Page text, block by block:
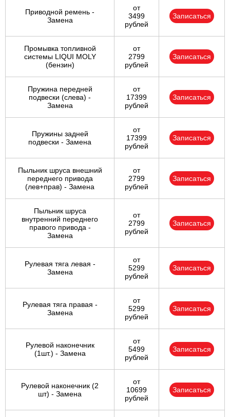
Приводной ремень -
Замена
от
3499
рублей
Записаться
Промывка топливной
системы LIQUI MOLY
(бензин)
от
2799
рублей
Записаться
Пружина передней
подвески (слева) -
Замена
от
17399
рублей
Записаться
Пружины задней
подвески - Замена
от
17399
рублей
Записаться
Пыльник шруса внешний
переднего привода
(лев+прав) - Замена
от
2799
рублей
Записаться
Пыльник шруса
внутренний переднего
правого привода -
Замена
от
2799
рублей
Записаться
Рулевая тяга левая -
Замена
от
5299
рублей
Записаться
Рулевая тяга правая -
Замена
от
5299
рублей
Записаться
Рулевой наконечник
(1шт.) - Замена
от
5499
рублей
Записаться
Рулевой наконечник (2
шт) - Замена
от
10699
рублей
Записаться